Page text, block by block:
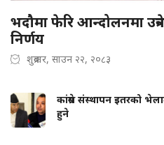
भदौमा फेरि आन्दोलनमा
निर्णय
शुक्रबार, साउन २२, २०८३
कांग्रेस संस्थापन इतरको
हुने